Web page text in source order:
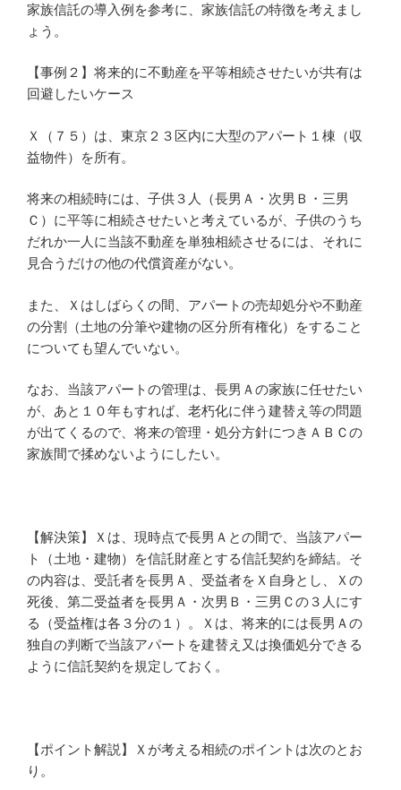
家族信託の導入例を参考に、家族信託の特徴を考えまし
ょう。
【事例２】将来的に不動産を平等相続させたいが共有は
回避したいケース
Ｘ（７５）は、東京２３区内に大型のアパート１棟（収
益物件）を所有。
将来の相続時には、子供３人（長男Ａ・次男Ｂ・三男
Ｃ）に平等に相続させたいと考えているが、子供のうち
だれか一人に当該不動産を単独相続させるには、それに
見合うだけの他の代償資産がない。
また、Ｘはしばらくの間、アパートの売却処分や不動産
の分割（土地の分筆や建物の区分所有権化）をすること
についても望んでいない。
なお、当該アパートの管理は、長男Ａの家族に任せたい
が、あと１０年もすれば、老朽化に伴う建替え等の問題
が出てくるので、将来の管理・処分方針につきＡＢＣの
家族間で揉めないようにしたい。
【解決策】Ｘは、現時点で長男Ａとの間で、当該アパー
ト（土地・建物）を信託財産とする信託契約を締結。そ
の内容は、受託者を長男Ａ、受益者をＸ自身とし、Ｘの
死後、第二受益者を長男Ａ・次男Ｂ・三男Ｃの３人にす
る（受益権は各３分の１）。Ｘは、将来的には長男Ａの
独自の判断で当該アパートを建替え又は換価処分できる
ように信託契約を規定しておく。
【ポイント解説】Ｘが考える相続のポイントは次のとお
り。